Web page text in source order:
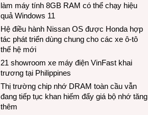
làm máy tính 8GB RAM có thể chạy hiệu
quả Windows 11
Hệ điều hành Nissan OS được Honda hợp
tác phát triển dùng chung cho các xe ô-tô
thế hệ mới
21 showroom xe máy điện VinFast khai
trương tại Philippines
Thị trường chip nhớ DRAM toàn cầu vẫn
đang tiếp tục khan hiếm đẩy giá bộ nhớ tăng
thêm